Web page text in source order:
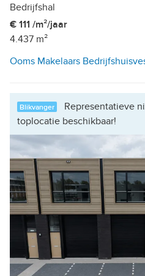
Bedrijfshal
€ 111 /m²/jaar
4.437 m²
Ooms Makelaars
Blikvanger
Representatieve
toplocatie beschikbaar!